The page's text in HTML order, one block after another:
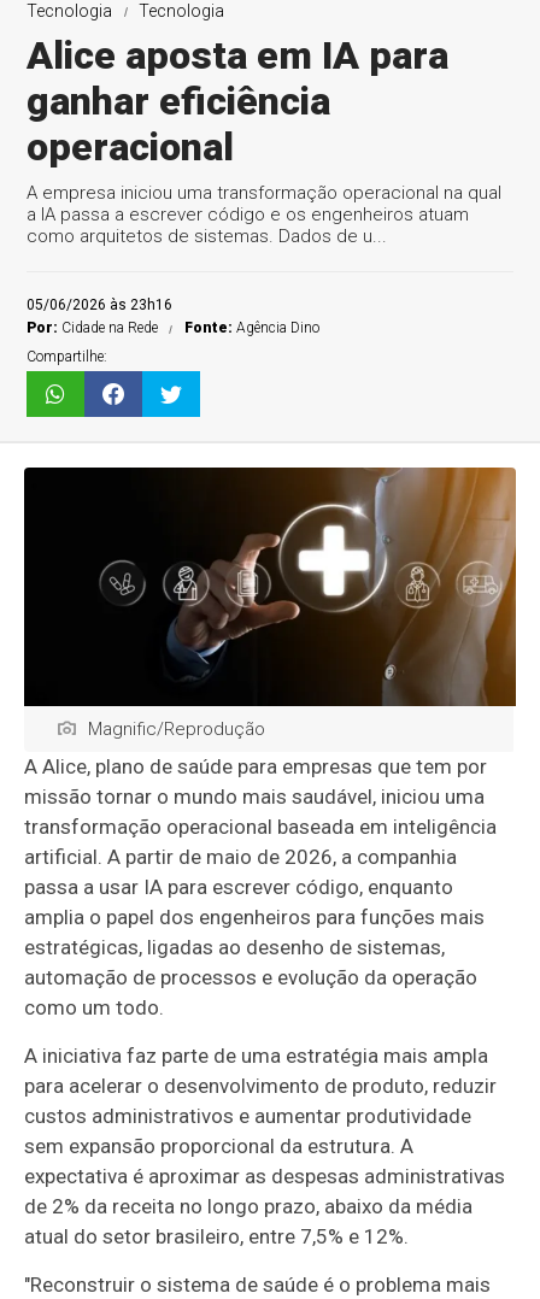
Tecnologia Tecnologia
Alice aposta em IA para
ganhar eficiência
operacional
A empresa iniciou uma transformação operacional na qual
a IA passa a escrever código e os engenheiros atuam
como arquitetos de sistemas. Dados de u...
05/06/2026 às 23h16
Por: Cidade na Rede Fonte:Agência Dino
Compartilhe:
Magnific/Reprodução
A Alice, plano de saúde para empresas que tem por
missão tornar o mundo mais saudável, iniciou uma
transformação operacional baseada em inteligência
artificial. A partir de maio de 2026, a companhia
passa a usar IA para escrever código, enquanto
amplia o papel dos engenheiros para funções mais
estratégicas, ligadas ao desenho de sistemas,
automação de processos e evolução da operação
como um todo.
A iniciativa faz parte de uma estratégia mais ampla
para acelerar o desenvolvimento de produto, reduzir
custos administrativos e aumentar produtividade
sem expansão proporcional da estrutura. A
expectativa é aproximar as despesas administrativas
de 2% da receita no longo prazo, abaixo da média
atual do setor brasileiro, entre 7,5% e 12%.
"Reconstruir o sistema de saúde é o problema mais